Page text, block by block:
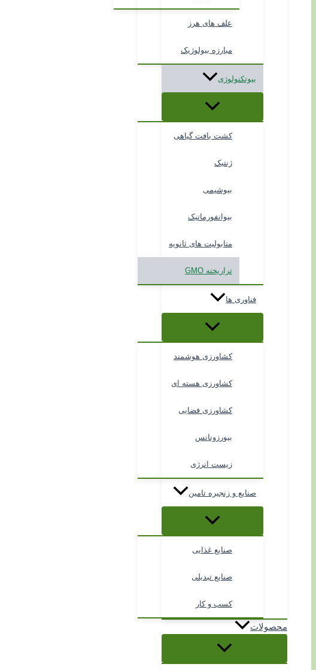
علف های هرز
مبارزه بیولوژیک
بیوتکنولوژی
کشت بافت گیاهی
ژنتیک
بیوشیمی
بیوانفورماتیک
متابولیت های ثانویه
تراریخته GMO
فناوری ها
کشاورزی هوشمند
کشاورزی هسته ای
کشاورزی فضایی
بیورزونانس
زیست انرژی
صنایع و زنجیره تامین
صنایع غذایی
صنایع تبدیلی
کسب و کار
محصولات